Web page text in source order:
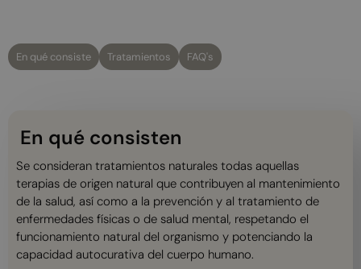
En qué consiste Tratamientos FAQ's
En qué consisten
Se consideran tratamientos naturales todas aquellas
terapias de origen natural que contribuyen al mantenimiento
de la salud, así como a la prevención y al tratamiento de
enfermedades físicas o de salud mental, respetando el
funcionamiento natural del organismo y potenciando la
capacidad autocurativa del cuerpo humano.